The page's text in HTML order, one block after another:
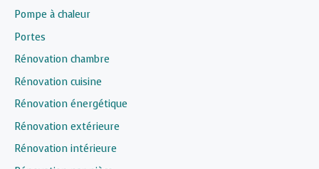
Pompe à chaleur
Portes
Rénovation chambre
Rénovation cuisine
Rénovation énergétique
Rénovation extérieure
Rénovation intérieure